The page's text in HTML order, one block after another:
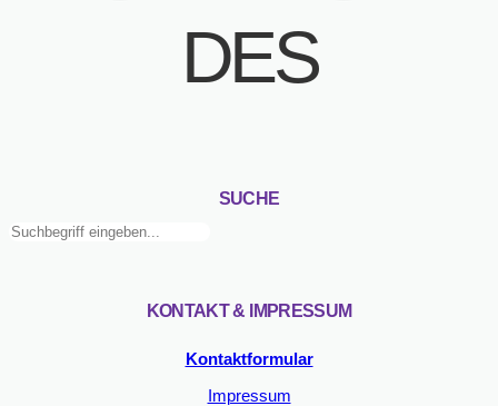
DES
SUCHE
Suchen
KONTAKT & IMPRESSUM
Kontaktformular
Impressum